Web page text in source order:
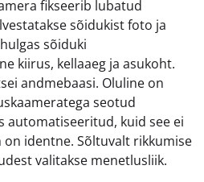
fikseerib lubatud
sõidukist foto ja
sõiduki
kiirus, kellaaeg ja asukoht.
andmebaasi. Oluline on
seotud
automatiseeritud, kuid see ei
identne. Sõltuvalt rikkumise
valitakse menetlusliik.